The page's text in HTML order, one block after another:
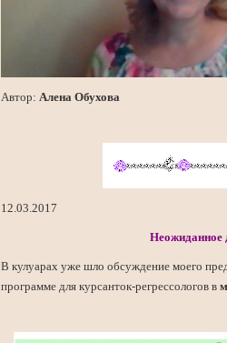
Автор: Алена Обухова
12.03.2017
Неожиданное
В кулуарах уже шло обсуждение моего
программе для курсанток-регрессологов в